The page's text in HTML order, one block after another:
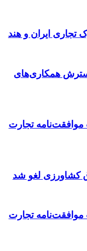
ایران و هند
گسترش همکاری‌های
تجارت
کشاورزی لغو شد
تجارت